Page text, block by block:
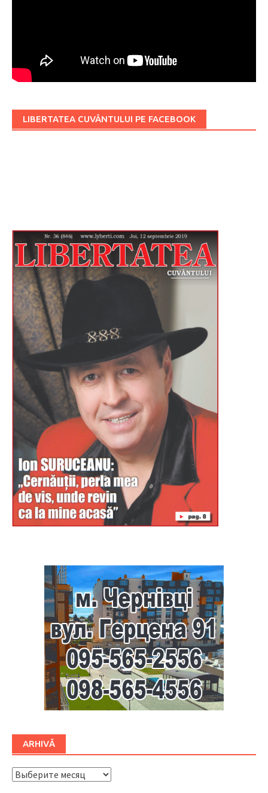
LIBERTATEA CUVÂNTULUI PE FACEBOOK
ARHIVĂ
ARHIVĂ